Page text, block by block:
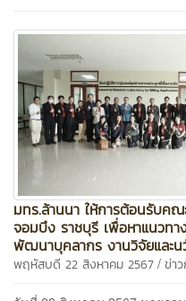
มทร.ล้านนา ให้การต้อนรับค
จอมบึง ราชบุรี เพื่อหาแนวท
พัฒนาบุคลากร งานวิจัยและ
พฤหัสบดี 22 สิงหาคม 2567 / ข่า